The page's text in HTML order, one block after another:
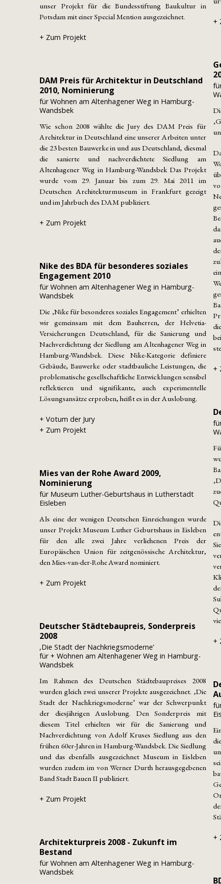
+
unser Projekt für die Bundesstiftung Baukultur in
Potsdam mit einer Special Mention ausgezeichnet.
+ Zum Projekt
+
DAM Preis für Architektur in Deutschland
2010, Nominierung
für Wohnen am Altenhagener Weg in Hamburg-
Wandsbek
Wie schon 2008 wählte die Jury des DAM Preis für
Architektur in Deutschland eine unserer Arbeiten unter
die 23 besten Bauwerke in und aus Deutschland, diesmal
die sanierte und nachverdichtete Siedlung am
Altenhagener Weg in Hamburg-Wandsbek Das Projekt
wurde vom 29. Januar bis zum 29. Mai 2011 im
Deutschen Architekturmuseum in Frankfurt gezeigt
und im Jahrbuch des DAM publiziert.
+ Zum Projekt
Nike des BDA für besonderes soziales
Engagement 2010
für Wohnen am Altenhagener Weg in Hamburg-
Wandsbek
Die ‚Nike für besonderes soziales Engagement’ erhielten
wir gemeinsam mit dem Bauherren, der Helvetia-
Versicherungen Deutschland, für die Sanierung und
Nachverdichtung der Siedlung am Altenhagener Weg in
Hamburg-Wandsbek. Diese Nike-Kategorie definiere
Gebäude, Bauwerke oder stadtbauliche Leistungen, die
problematische gesellschaftliche Entwicklungen sensibel
reflektieren und signifikante, auch experimentelle
Lösungsansätze erproben, heißt es in der Auslobung.
+ Votum der Jury
+ Zum Projekt
+
Mies van der Rohe Award 2009,
Nominierung
für Museum Luther-Geburtshaus in Lutherstadt
Eisleben
Als eine der wenigen Deutschen Einreichungen wurde
unser Projekt Museum Luther Geburtshaus in Eisleben
für den alle zwei Jahre verliehenen Preis der
Europäischen Union für zeitgenössische Architektur,
den Mies-van-der-Rohe Award nominiert.
+ Zum Projekt
Deutscher Städtebaupreis, Sonderpreis
2008
‚Die Stadt der Nachkriegsmoderne’
für + Wohnen am Altenhagener Weg in Hamburg-
Wandsbek
Im Rahmen des Deutschen Städtebaupreises 2008
wurden gleich zwei unserer Projekte ausgezeichnet. ‚Die
Stadt der Nachkriegsmoderne’ war der Schwerpunkt
der diesjährigen Auslobung. Den Sonderpreis mit
diesem Titel erhielten wir für die Sanierung und
Nachverdichtung von Adolf Kruses Siedlung aus den
frühen 60er-Jahren in Hamburg-Wandsbek. Die Siedlung
und das ebenfalls ausgezeichnet Museum in Eisleben
wurden zudem im von Werner Durth herausgegebenen
Band Stadt Bauen II publiziert.
+ Zum Projekt
+
Architekturpreis 2008 - Zukunft im
Bestand
für Wohnen am Altenhagener Weg in Hamburg-
Wandsbek